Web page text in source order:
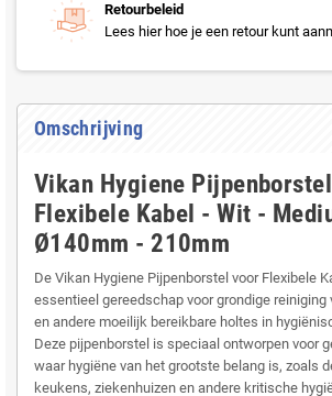
Retourbeleid
Lees hier hoe je een retour kunt
Omschrijving
Vikan Hygiene
Flexibele Kabel - Wit -
Ø140mm - 210mm
De Vikan Hygiene Pijpenborstel voor Flexibele
essentieel gereedschap voor grondige reiniging
en andere moeilijk bereikbare holtes in
Deze pijpenborstel is speciaal ontworpen voor
waar hygiëne van het grootste belang is, zoals
keukens, ziekenhuizen en andere kritische